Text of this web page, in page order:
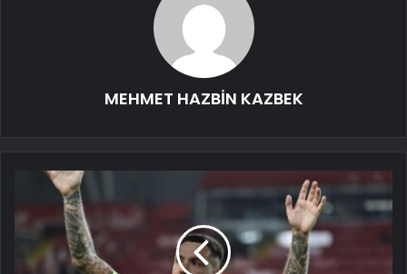
MEHMET HAZBİN KAZBEK